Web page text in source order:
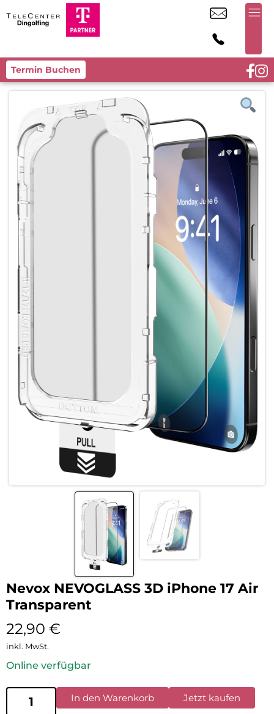
Termin Buchen
Nevox NEVOGLASS 3D iPhone 17 Air
Transparent
22,90 €
inkl. MwSt.
Online verfügbar
In den Warenkorb Jetzt kaufen